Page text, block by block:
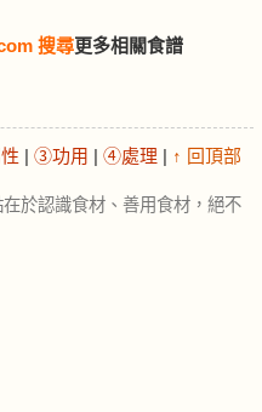
搜尋更多相關食譜
| ③功用 | ④處理 | ↑ 回頂部
於認識食材、善用食材，絕不